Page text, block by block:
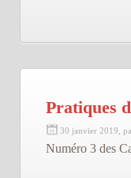
Pratiques
30 janvier 2019,
Numéro 3 des